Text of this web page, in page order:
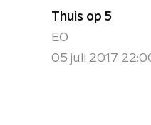
Thuis op 5
EO
05 juli 2017